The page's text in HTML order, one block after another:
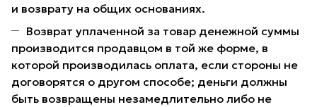
и возврату на общих основаниях.
Возврат уплаченной за товар денежной суммы
производится продавцом в той же форме, в
которой производилась оплата, если стороны не
договорятся о другом способе; деньги должны
быть возвращены незамедлительно либо не